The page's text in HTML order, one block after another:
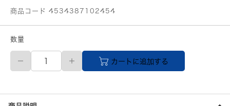
商品コード 4534387102454
数量
【直
品】
Smart-
UPS
カートに追加する